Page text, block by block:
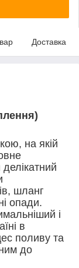
Доставка
на якій
шланг
опади.
і
в
поливу та
до